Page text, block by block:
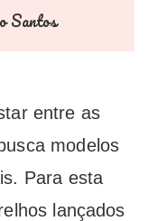
Santos
entre as
modelos
Para esta
lançados